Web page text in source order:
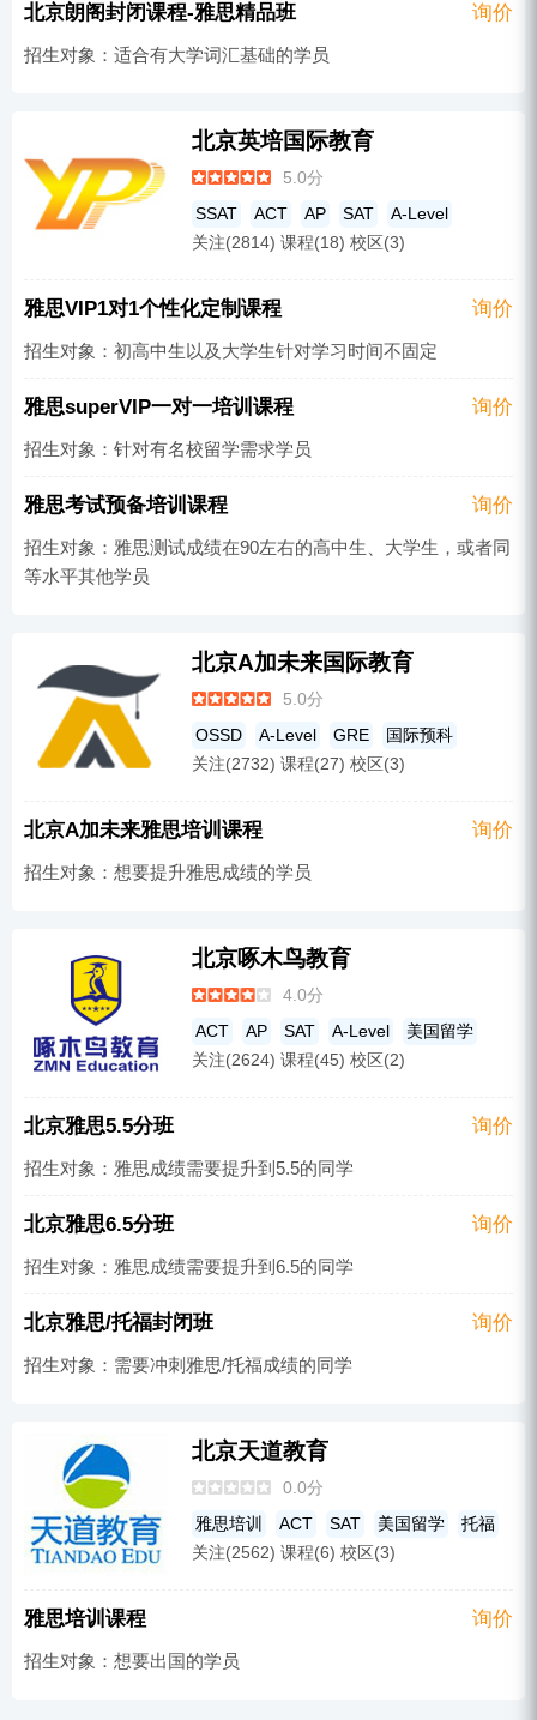
北京朗阁封闭课程-雅思精品班 询价
招生对象：适合有大学词汇基础的学员
北京英培国际教育
5.0分
SSAT ACT AP SAT
A-Level
公共英语
托福 雅思培训
关注(2814) 课程(18) 校区(3)
雅思VIP1对1个性化定制课程 询价
招生对象：初高中生以及大学生针对学习时间不固定
雅思superVIP一对一培训课程 询价
招生对象：针对有名校留学需求学员
雅思考试预备培训课程 询价
招生对象：雅思测试成绩在90左右的高中生、大学生，或者同
等水平其他学员
北京A加未来国际教育
5.0分
OSSD A-Level GRE
国际预科
GMAT
国际初中 ACT
AP
国际教育
SAT
雅思培训
IGCSE
关注(2732) 课程(27) 校区(3)
北京A加未来雅思培训课程 询价
招生对象：想要提升雅思成绩的学员
北京啄木鸟教育
4.0分
ACT AP SAT A-Level
美国留学
国际预科
英语培训 托福
关注(2624) 课程(45) 校区(2)
北京雅思5.5分班 询价
招生对象：雅思成绩需要提升到5.5的同学
北京雅思6.5分班 询价
招生对象：雅思成绩需要提升到6.5的同学
北京雅思/托福封闭班 询价
招生对象：需要冲刺雅思/托福成绩的同学
北京天道教育
0.0分
雅思培训 ACT SAT 美国留学
托福
关注(2562) 课程(6) 校区(3)
雅思培训课程 询价
招生对象：想要出国的学员